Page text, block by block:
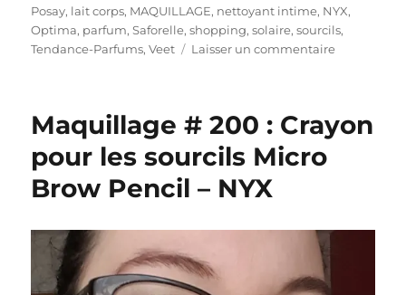
Posay, lait corps, MAQUILLAGE, nettoyant intime, NYX,
Optima, parfum,Saforelle,shopping,solaire,sourcils,
Tendance-Parfums,Veet Laisser un commentairesur
:
Maquillage # 200 : Crayon
pour les sourcils Micro
Brow Pencil – NYX